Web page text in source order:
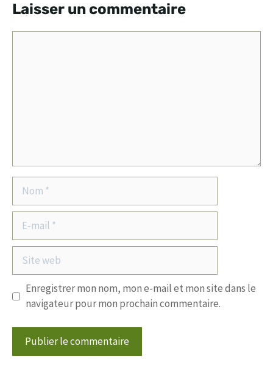
Laisser un commentaire
mail
Site
web
Enregistrer mon nom, mon e-mail et mon site dans le
navigateur pour mon prochain commentaire.